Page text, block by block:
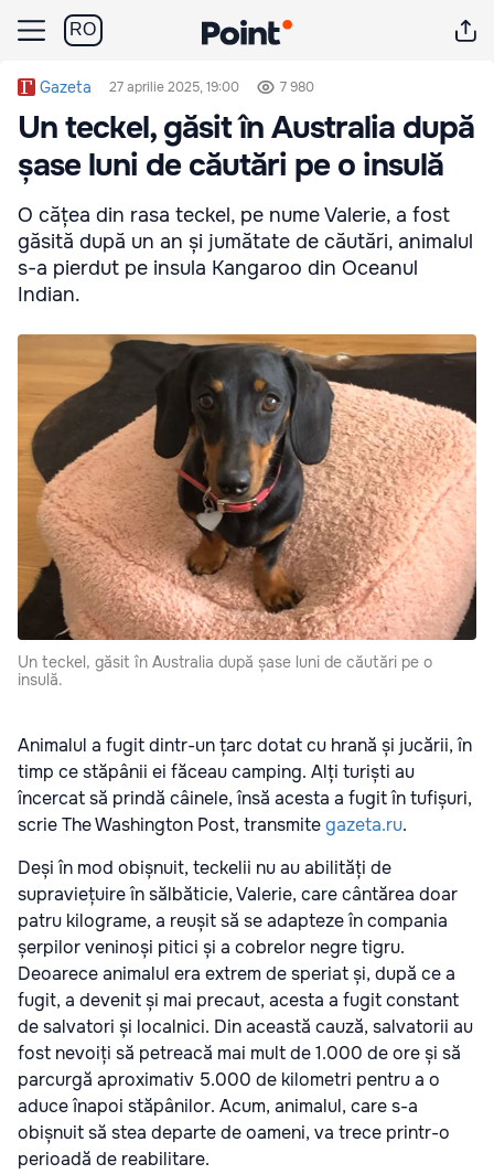
RO
Gazeta 27 aprilie 2025, 19:00 7 980
Un teckel, găsit în Australia după
șase luni de căutări pe o insulă
O cățea din rasa teckel, pe nume Valerie, a fost
găsită după un an și jumătate de căutări, animalul
s-a pierdut pe insula Kangaroo din Oceanul
Indian.
Un teckel, găsit în Australia după șase luni de căutări pe o
insulă.
Animalul a fugit dintr-un țarc dotat cu hrană și jucării, în
timp ce stăpânii ei făceau camping. Alți turiști au
încercat să prindă câinele, însă acesta a fugit în tufișuri,
scrie The Washington Post, transmitegazeta.ru.
Deși în mod obișnuit, teckelii nu au abilități de
supraviețuire în sălbăticie, Valerie, care cântărea doar
patru kilograme, a reușit să se adapteze în compania
șerpilor veninoși pitici și a cobrelor negre tigru.
Deoarece animalul era extrem de speriat și, după ce a
fugit, a devenit și mai precaut, acesta a fugit constant
de salvatori și localnici. Din această cauză, salvatorii au
fost nevoiți să petreacă mai mult de 1.000 de ore și să
parcurgă aproximativ 5.000 de kilometri pentru a o
aduce înapoi stăpânilor. Acum, animalul, care s-a
obișnuit să stea departe de oameni, va trece printr-o
perioadă de reabilitare.